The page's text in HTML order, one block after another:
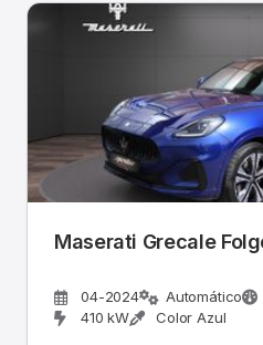
Maserati Grecale
04-2024 Automático
410 kW
Color Azul